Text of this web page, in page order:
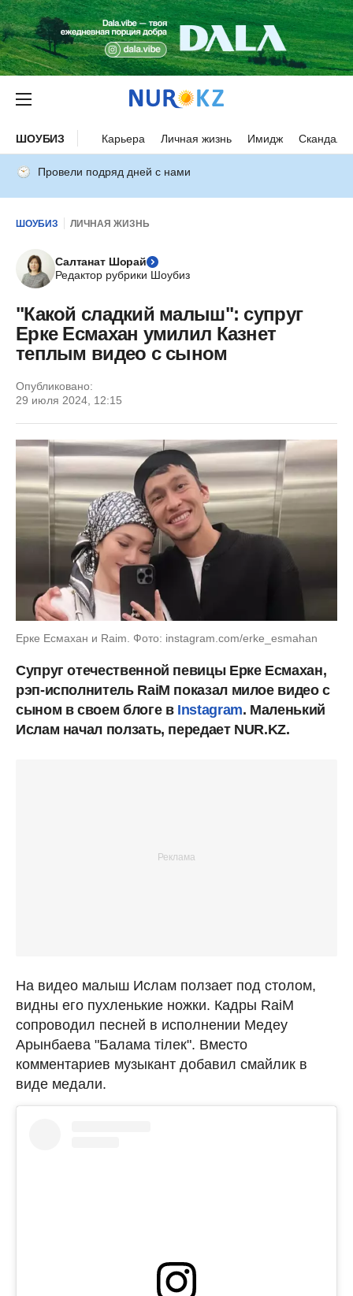
ШОУБИЗ Карьера Личная жизнь Имидж Скандалы
Провели подряд дней с нами
ШОУБИЗ ЛИЧНАЯ ЖИЗНЬ
Салтанат Шорай
Редактор рубрики Шоубиз
"Какой сладкий малыш": супруг
Ерке Есмахан умилил Казнет
теплым видео с сыном
Опубликовано:
29 июля 2024, 12:15
Ерке Есмахан и Raim. Фото: instagram.com/erke_esmahan
Супруг отечественной певицы Ерке Есмахан,
рэп-исполнитель RaiM показал милое видео с
сыном в своем блоге в Instagram. Маленький
Ислам начал ползать, передает NUR.KZ.
На видео малыш Ислам ползает под столом,
видны его пухленькие ножки. Кадры RaiM
сопроводил песней в исполнении Медеу
Арынбаева "Балама тiлек". Вместо
комментариев музыкант добавил смайлик в
виде медали.